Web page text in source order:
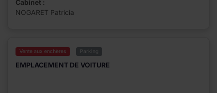
Cabinet :
NOGARET Patricia
Vente aux enchères Parking
EMPLACEMENT DE VOITURE